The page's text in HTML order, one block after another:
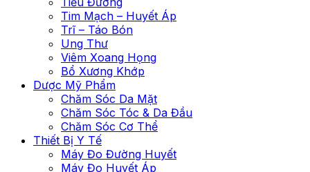
Tim Mạch – Huyết Áp
Trĩ – Táo Bón
Ung Thư
Viêm Xoang Họng
Bổ Xương Khớp
Dược Mỹ Phẩm
Chăm Sóc Da Mặt
Chăm Sóc Tóc & Da Đầu
Chăm Sóc Cơ Thể
Thiết Bị Y Tế
Máy Đo Đường Huyết
Máy Đo Huyết Áp